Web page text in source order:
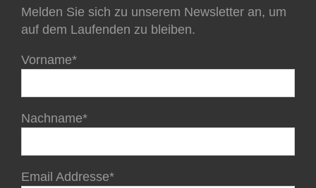
Melden Sie sich zu unserem Newsletter an, um
auf dem Laufenden zu bleiben.
Vorname*
Nachname*
Email Addresse*